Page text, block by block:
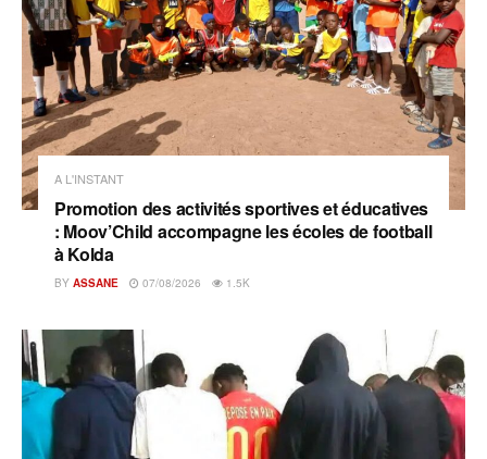
A L'INSTANT
Promotion des activités sportives et éducatives
: Moov’Child accompagne les écoles de football
à Kolda
BY ASSANE 07/08/2026 1.5K